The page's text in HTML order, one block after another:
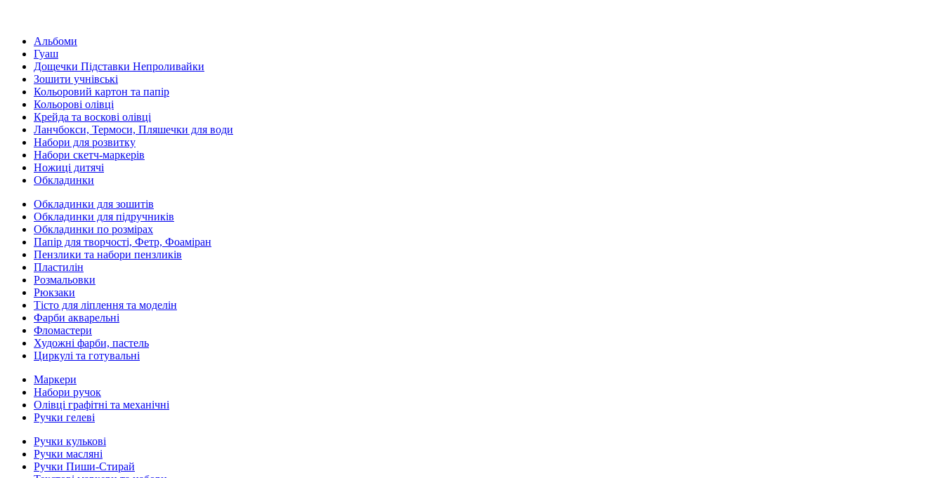
Альбоми
Гуаш
Дощечки Підставки Непроливайки
Зошити учнівські
Кольоровий картон та папір
Кольорові олівці
Крейда та воскові олівці
Ланчбокси, Термоси, Пляшечки для води
Набори для розвитку
Набори скетч-маркерів
Ножиці дитячі
Обкладинки
Обкладинки для зошитів
Обкладинки для підручників
Обкладинки по розмірах
Папір для творчості, Фетр, Фоаміран
Пензлики та набори пензликів
Пластилін
Розмальовки
Рюкзаки
Тісто для ліплення та моделін
Фарби акварельні
Фломастери
Художні фарби, пастель
Циркулі та готувальні
Маркери
Набори ручок
Олівці графітні та механічні
Ручки гелеві
Ручки кулькові
Ручки масляні
Ручки Пиши-Стирай